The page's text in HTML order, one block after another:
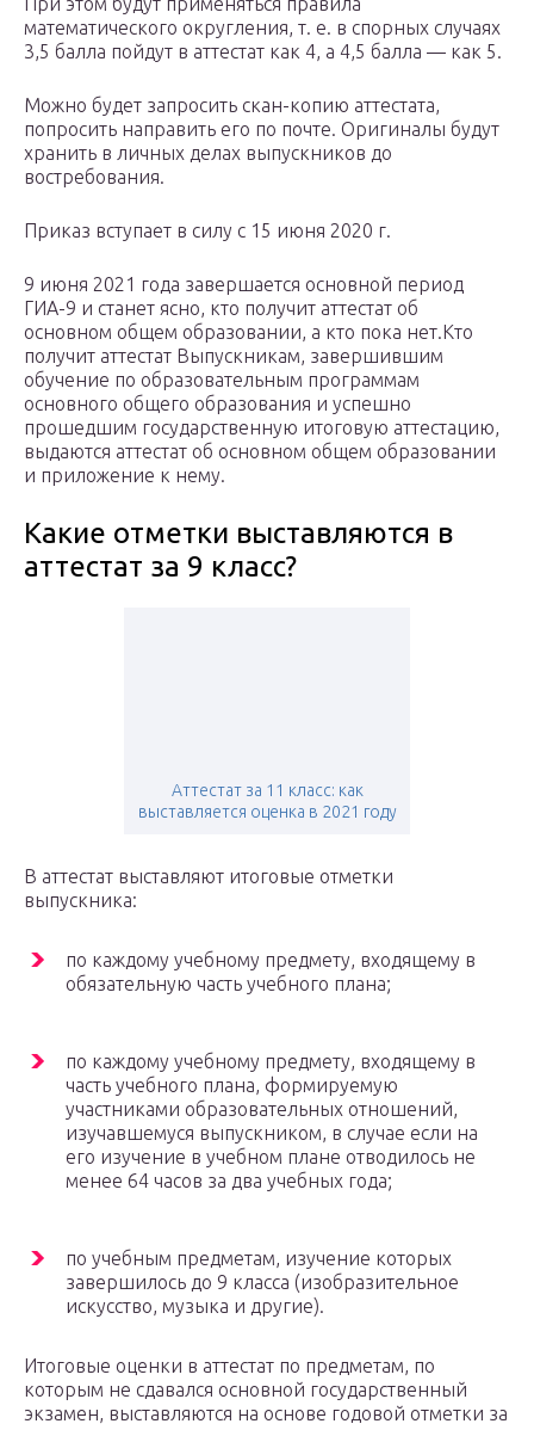
математического округления, т. е. в спорных случаях
3,5 балла пойдут в аттестат как 4, а 4,5 балла — как 5.
Можно будет запросить скан-копию аттестата,
попросить направить его по почте. Оригиналы будут
хранить в личных делах выпускников до
востребования.
Приказ вступает в силу с 15 июня 2020 г.
9 июня 2021 года завершается основной период
ГИА-9 и станет ясно, кто получит аттестат об
основном общем образовании, а кто пока нет.Кто
получит аттестат Выпускникам, завершившим
обучение по образовательным программам
основного общего образования и успешно
прошедшим государственную итоговую аттестацию,
выдаются аттестат об основном общем образовании
и приложение к нему.
Какие отметки выставляются в
аттестат за 9 класс?
Аттестат за 11 класс: как
выставляется оценка в 2021 году
В аттестат выставляют итоговые отметки
выпускника:
по каждому учебному предмету, входящему в
обязательную часть учебного плана;
по каждому учебному предмету, входящему в
часть учебного плана, формируемую
участниками образовательных отношений,
изучавшемуся выпускником, в случае если на
его изучение в учебном плане отводилось не
менее 64 часов за два учебных года;
по учебным предметам, изучение которых
завершилось до 9 класса (изобразительное
искусство, музыка и другие).
Итоговые оценки в аттестат по предметам, по
которым не сдавался основной государственный
экзамен, выставляются на основе годовой отметки за